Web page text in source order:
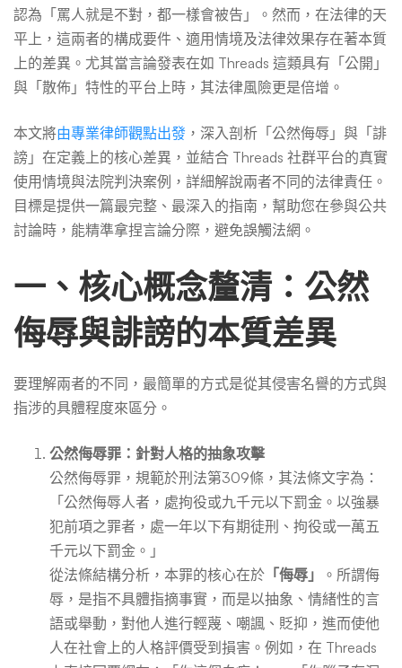
釋
刑
責
不
同
認為「罵人就是不對，都一樣會被告」。然而，在法律的天
平上，這兩者的構成要件、適用情境及法律效果存在著本質
上的差異。尤其當言論發表在如 Threads 這類具有「公開」
與「散佈」特性的平台上時，其法律風險更是倍增。
本文將由專業律師觀點出發 ，深入剖析「公然侮辱」與「誹
謗」在定義上的核心差異，並結合 Threads 社群平台的真實
使用情境與法院判決案例，詳細解說兩者不同的法律責任。
目標是提供一篇最完整、最深入的指南，幫助您在參與公共
討論時，能精準拿捏言論分際，避免誤觸法網。
一、核心概念釐清：公然
侮辱與誹謗的本質差異
要理解兩者的不同，最簡單的方式是從其侵害名譽的方式與
指涉的具體程度來區分。
公然侮辱罪：針對人格的抽象攻擊
公然侮辱罪，規範於刑法第309條，其法條文字為：
「公然侮辱人者，處拘役或九千元以下罰金。以強暴
犯前項之罪者，處一年以下有期徒刑、拘役或一萬五
千元以下罰金。」
從法條結構分析，本罪的核心在於 「侮辱」
。所謂侮
辱，是指不具體指摘事實，而是以抽象、情緒性的言
語或舉動，對他人進行輕蔑、嘲諷、貶抑，進而使他
人在社會上的人格評價受到損害。例如，在 Threads